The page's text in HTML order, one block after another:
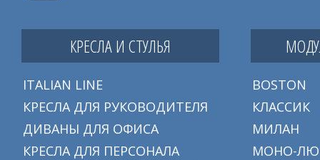
КРЕСЛА И СТУЛЬЯ
ITALIAN LINE
КРЕСЛА ДЛЯ РУКОВОДИТЕЛЯ
ДИВАНЫ ДЛЯ ОФИСА
КРЕСЛА ДЛЯ ПЕРСОНАЛА
BOSTON
КЛАССИК
МИЛАН
МОНО-